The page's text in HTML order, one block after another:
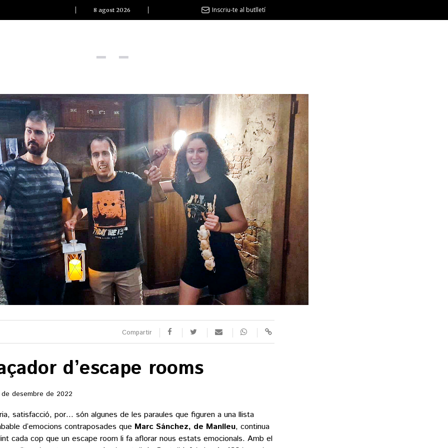
discogràfiques
Clàssic | ELS 3 TAMBORS
TEMÀTIQUES
patins
totes
CULTURA
Arts escèniques
Cultura popular
Llibres
Calaix
Veure totes
SUPLEMENTS
Fotogaleries
9magazín
Agenda
Blogosfera
carta
8 agost 2026 Inscriu-te al butlletí
Compartir
d’escape rooms
desembre de 2022
satisfacció, por… són algunes de les paraules que figuren a una llista
d’emocions contraposades que Marc Sánchez, de Manlleu, continua
cada cop que un escape room li fa aflorar nous estats emocionals. Amb el